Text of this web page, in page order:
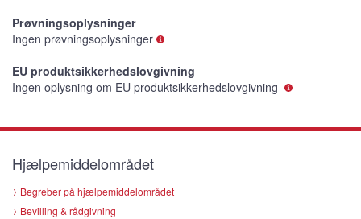
Prøvningsoplysninger
Ingen prøvningsoplysninger
EU produktsikkerhedslovgivning
Ingen oplysning om EU produktsikkerhedslovgivning
Hjælpemiddelområdet
Begreber på hjælpemiddelområdet
Bevilling & rådgivning